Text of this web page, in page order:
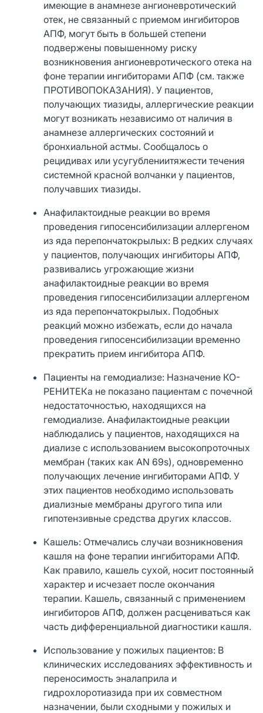
имеющие в анамнезе ангионевротический
отек, не связанный с приемом ингибиторов
АПФ, могут быть в большей степени
подвержены повышенному риску
возникновения ангионевротического отека на
фоне терапии ингибиторами АПФ (см. также
ПРОТИВОПОКАЗАНИЯ). У пациентов,
получающих тиазиды, аллергические реакции
могут возникать независимо от наличия в
анамнезе аллергических состояний и
бронхиальной астмы. Сообщалось о
рецидивах или усугублениитяжести течения
системной красной волчанки у пациентов,
получавших тиазиды.
Анафилактоидные реакции во время
проведения гипосенсибилизации аллергеном
из яда перепончатокрылых: В редких случаях
у пациентов, получающих ингибиторы АПФ,
развивались угрожающие жизни
анафилактоидные реакции во время
проведения гипосенсибилизации аллергеном
из яда перепончатокрылых. Подобных
реакций можно избежать, если до начала
проведения гипосенсибилизации временно
прекратить прием ингибитора АПФ.
Пациенты на гемодиализе: Назначение КО-
РЕНИТЕКа не показано пациентам с почечной
недостаточностью, находящихся на
гемодиализе. Анафилактоидные реакции
наблюдались у пациентов, находящихся на
диализе с использованием высокопроточных
мембран (таких как AN 69s), одновременно
получающих лечение ингибиторами АПФ. У
этих пациентов необходимо использовать
диализные мембраны другого типа или
гипотензивные средства других классов.
Кашель: Отмечались случаи возникновения
кашля на фоне терапии ингибиторами АПФ.
Как правило, кашель сухой, носит постоянный
характер и исчезает после окончания
терапии. Кашель, связанный с применением
ингибиторов АПФ, должен расцениваться как
часть дифференциальной диагностики кашля.
Использование у пожилых пациентов: В
клинических исследованиях эффективность и
переносимость эналаприла и
гидрохлоротиазида при их совместном
назначении, были сходными у пожилых и